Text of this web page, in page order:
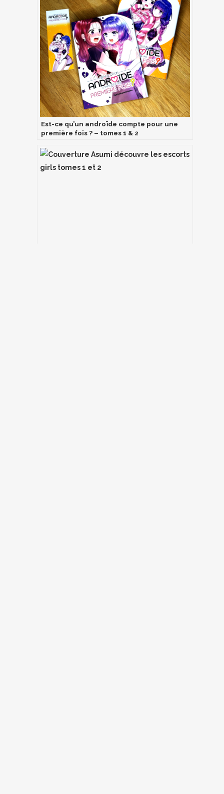
Est-ce qu’un androïde compte pour une
première fois ? – tomes 1 & 2